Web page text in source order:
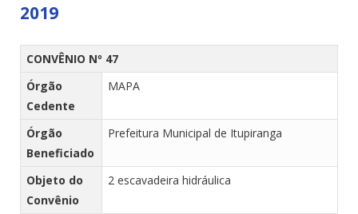
2019
CONVÊNIO Nº 47
Órgão
Cedente
MAPA
Órgão
Beneficiado
Prefeitura Municipal de Itupiranga
Objeto do
Convênio
2 escavadeira hidráulica